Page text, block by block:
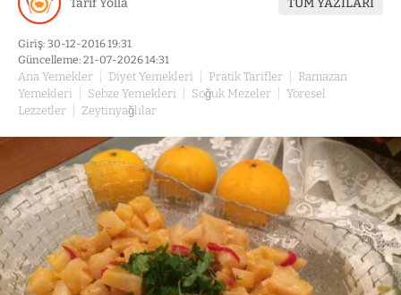
Giriş: 30-12-2016 19:31
Güncelleme: 21-07-2026 14:31
Ana Yemekler Diyet Yemekleri Pratik Tarifler
Ramazan
Yemekleri
Sebze Yemekleri Soğuk Mezeler
Yöresel
Lezzetler
Zeytinyağlılar